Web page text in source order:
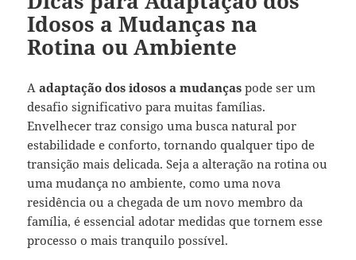
Idosos a Mudanças na
Rotina ou Ambiente
Aadaptação dos idosos a mudanças pode ser um
desafio significativo para muitas famílias.
Envelhecer traz consigo uma busca natural por
estabilidade e conforto, tornando qualquer tipo de
transição mais delicada. Seja a alteração na rotina ou
uma mudança no ambiente, como uma nova
residência ou a chegada de um novo membro da
família, é essencial adotar medidas que tornem esse
processo o mais tranquilo possível.